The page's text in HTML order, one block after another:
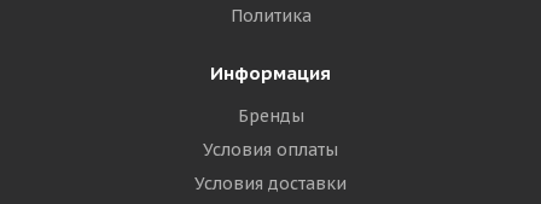
Политика
Информация
Бренды
Условия оплаты
Условия доставки